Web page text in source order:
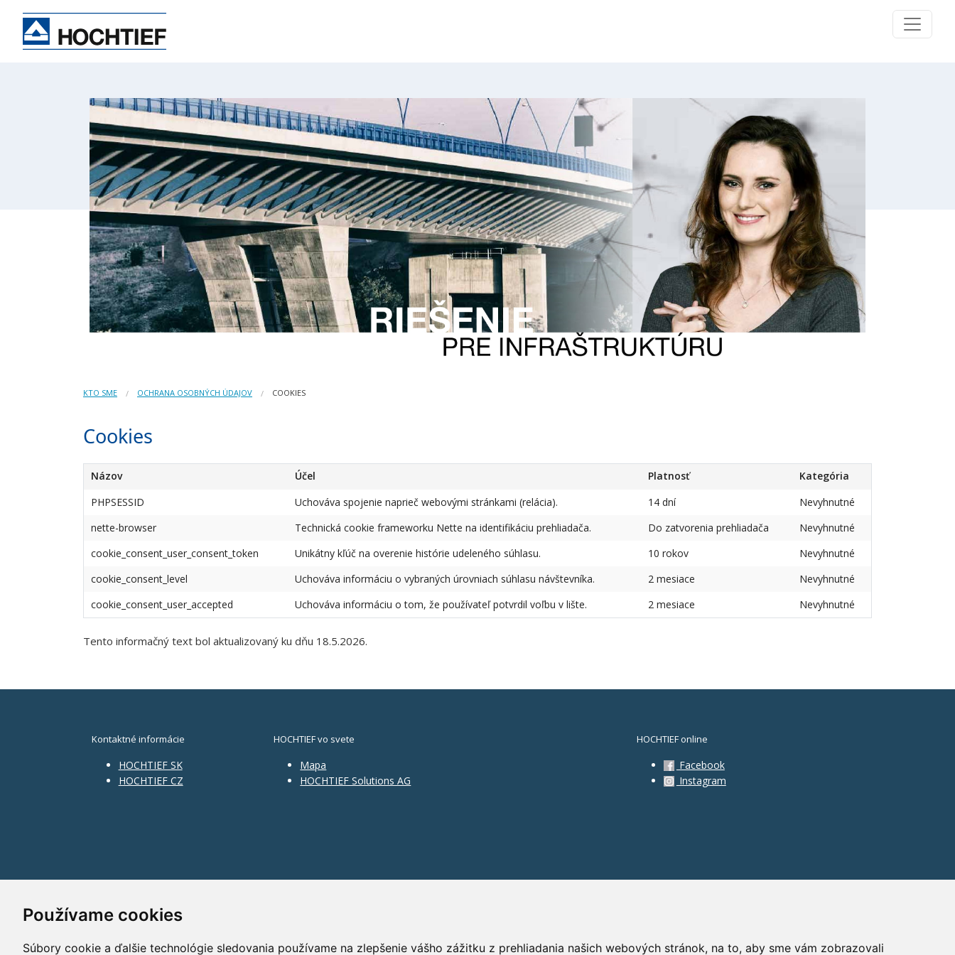
Používame cookies
Súbory cookie a ďalšie technológie sledovania používame na zlepšenie vášho zážitku z prehliadania našich webových stránok, na to, aby sme vám zobrazovali
KTO SME OCHRANA OSOBNÝCH ÚDAJOV COOKIES
Cookies
Názov Účel Platnosť
Kategória
PHPSESSID
Uchováva spojenie naprieč webovými stránkami (relácia). 14 dní
Nevyhnutné
nette-browser
Technická cookie frameworku Nette na identifikáciu prehliadača. Do zatvorenia prehliadača
Nevyhnutné
cookie_consent_user_consent_token
Unikátny kľúč na overenie histórie udeleného súhlasu. 10 rokov
Nevyhnutné
cookie_consent_level
Uchováva informáciu o vybraných úrovniach súhlasu návštevníka. 2 mesiace
Nevyhnutné
cookie_consent_user_accepted
Uchováva informáciu o tom, že používateľ potvrdil voľbu v lište. 2 mesiace Nevyhnutné
Tento informačný text bol aktualizovaný ku dňu 18.5.2026.
Kontaktné informácie
HOCHTIEF SK
HOCHTIEF CZ
HOCHTIEF vo svete
Mapa
HOCHTIEF Solutions AG
HOCHTIEF online
Facebook
Instagram